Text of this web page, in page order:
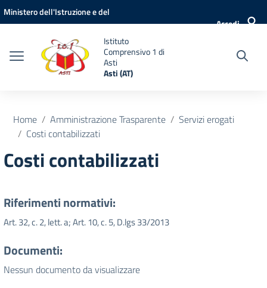
Vai ai contenuti
Vai al menu di navigazione
Vai al footer
Ministero dell'Istruzione e del
Accedi
Istituto
Comprensivo 1 di
Asti
Asti (AT)
Home Amministrazione Trasparente
Servizi erogati
Costi contabilizzati
Costi contabilizzati
Riferimenti normativi:
Art. 32, c. 2, lett. a; Art. 10, c. 5, D.lgs 33/2013
Documenti:
Nessun documento da visualizzare